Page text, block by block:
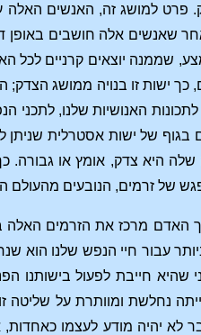
למושג זה, האנשים האלה
שאנשים אלה חושבים באופן
שממנה יוצאים קרניים
ישות זו בנויה ממושג הצדק;
האנושיות שלנו,
של ישות אסטרלית שניתן
היא צדק, אומץ או גבורה.
של זרמים, הנובעים מהעולם
האדם מרכז את הזרמים האלה
עבור חיי הנפש שלנו הוא
חייבת לפעול בישותנו
נחלשת ומוותרת על שליטה
לא יהיה מודע לעצמו